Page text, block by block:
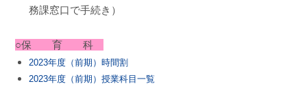
務課窓口で手続き）
○保 育 科
2023年度（前期）時間割
2023年度（前期）授業科目一覧